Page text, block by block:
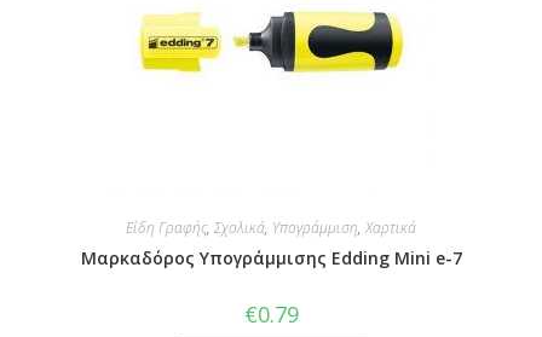
Είδη Γραφής, Σχολικά, Υπογράμμιση,Χαρτικά
Μαρκαδόρος Υπογράμμισης Edding Mini e-7
€0.79